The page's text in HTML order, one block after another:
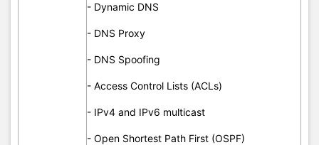
- Dynamic DNS
- DNS Proxy
- DNS Spoofing
- Access Control Lists (ACLs)
- IPv4 and IPv6 multicast
- Open Shortest Path First (OSPF)
- Ethernet OA&M
- Ethernet Local Management Interface (E-LMI)
- IP SLA for Ethernet